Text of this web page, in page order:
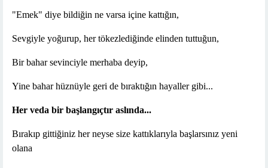
"Emek" diye bildiğin ne varsa içine kattığın,
Sevgiyle yoğurup, her tökezlediğinde elinden tuttuğun,
Bir bahar sevinciyle merhaba deyip,
Yine bahar hüznüyle geri de bıraktığın hayaller gibi...
Her veda bir başlangıçtır aslında...
Bırakıp gittiğiniz her neyse size kattıklarıyla başlarsınız yeni
olana